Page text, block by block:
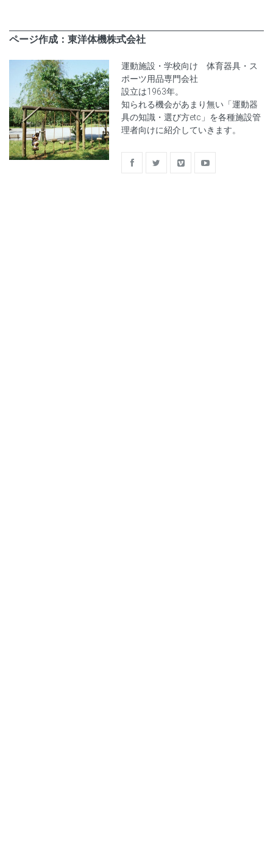
ページ作成：東洋体機株式会社
運動施設・学校向け 体育器具・ス
ポーツ用品専門会社
設立は1963年。
知られる機会があまり無い「運動器
具の知識・選び方etc」を各種施設管
理者向けに紹介していきます。